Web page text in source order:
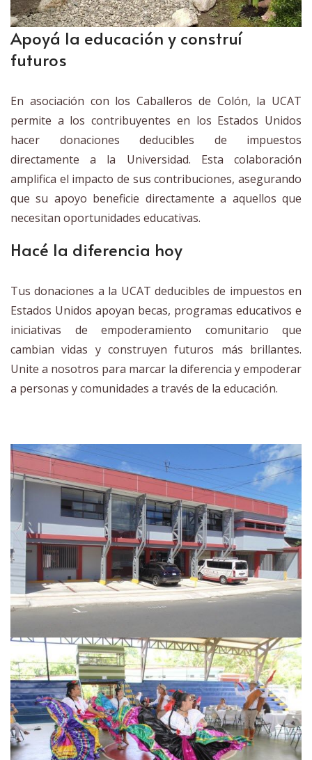
Apoyá la educación y construí
futuros
En asociación con los Caballeros de Colón, la UCAT
permite a los contribuyentes en los Estados Unidos
hacer donaciones deducibles de impuestos
directamente a la Universidad. Esta colaboración
amplifica el impacto de sus contribuciones, asegurando
que su apoyo beneficie directamente a aquellos que
necesitan oportunidades educativas.
Hacé la diferencia hoy
Tus donaciones a la UCAT deducibles de impuestos en
Estados Unidos apoyan becas, programas educativos e
iniciativas de empoderamiento comunitario que
cambian vidas y construyen futuros más brillantes.
Unite a nosotros para marcar la diferencia y empoderar
a personas y comunidades a través de la educación.